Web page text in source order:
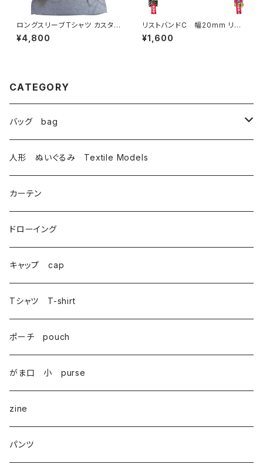
ロングスリーブTシャツ カスタム
プリントB GILDANのLサイズ
¥4,800
リストバンドC 幅20mm リバ
ーシブル
¥1,600
CATEGORY
バッグ bag
トートバッグ totebag
サコッシュ Sacoche
がま口 大 mini bag
巾着 Drawstring
人形 ぬいぐるみ Textile Models
カーテン
ドローイング
キャップ cap
Tシャツ T-shirt
ポーチ pouch
がま口 小 purse
zine
パンツ